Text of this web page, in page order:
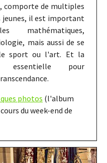
comporte de multiples
jeunes, il est important
mathématiques,
mais aussi de se
sport ou l'art. Et la
essentielle pour
photos (l'album
du week-end de